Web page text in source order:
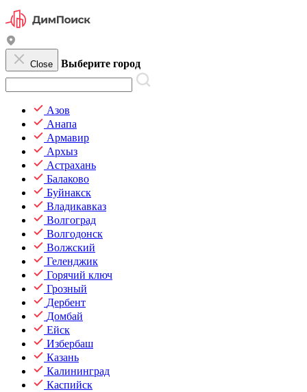
Close Выберите город
Азов
Анапа
Армавир
Архыз
Астрахань
Балаково
Буйнакск
Владикавказ
Волгоград
Волгодонск
Волжский
Геленджик
Горячий ключ
Грозный
Дербент
Домбай
Ейск
Избербаш
Казань
Калининград
Каспийск